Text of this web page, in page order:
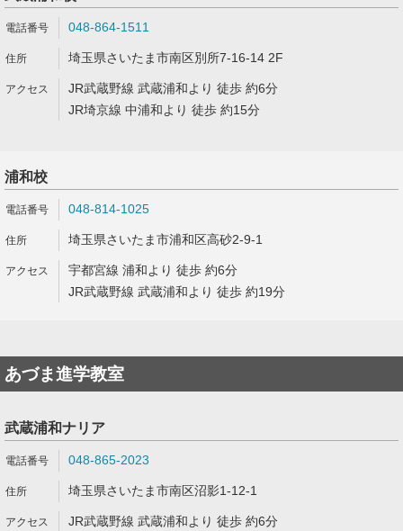
048-864-1511
埼玉県さいたま市南区別所7-16-14 2F
JR武蔵野線 武蔵浦和より 徒歩 約6分
JR埼京線 中浦和より 徒歩 約15分
浦和校
048-814-1025
埼玉県さいたま市浦和区高砂2-9-1
宇都宮線 浦和より 徒歩 約6分
JR武蔵野線 武蔵浦和より 徒歩 約19分
あづま進学教室
武蔵浦和ナリア
048-865-2023
埼玉県さいたま市南区沼影1-12-1
JR武蔵野線 武蔵浦和より 徒歩 約6分